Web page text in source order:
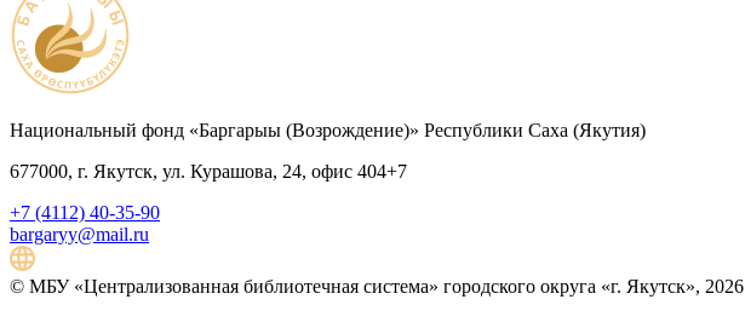
Национальный фонд «Баргарыы (Возрождение)» Республики Саха (Якутия)
677000, г. Якутск, ул. Курашова, 24, офис 404+7
+7 (4112) 40-35-90
bargaryy@mail.ru
© МБУ «Централизованная библиотечная система» городского округа «г. Якутск», 2026